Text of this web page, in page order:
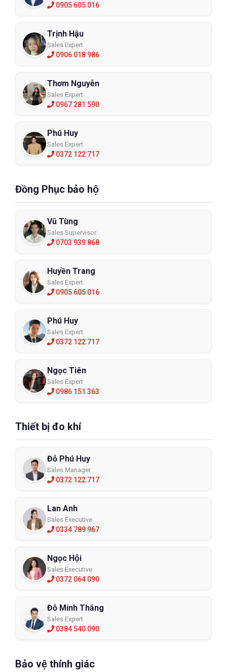
0905 605 016
Trịnh Hậu
Sales Expert
0906 018 986
Thơm Nguyễn
Sales Expert
0967 281 590
Phú Huy
Sales Expert
0372 122 717
Đồng Phục bảo hộ
Vũ Tùng
Sales Supervisor
0703 939 868
Huyền Trang
Sales Expert
0905 605 016
Phú Huy
Sales Expert
0372 122 717
Ngọc Tiên
Sales Expert
0986 151 363
Thiết bị đo khí
Đỗ Phú Huy
Sales Manager
0372 122 717
Lan Anh
Sales Executive
0334 789 967
Ngọc Hội
Sales Executive
0372 064 090
Đỗ Minh Thắng
Sales Expert
0384 540 090
Bảo vệ thính giác